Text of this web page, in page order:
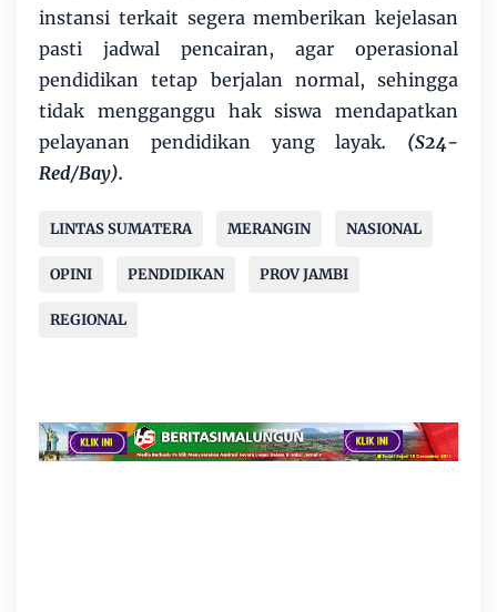
instansi terkait segera memberikan kejelasan
pasti jadwal pencairan, agar operasional
pendidikan tetap berjalan normal, sehingga
tidak mengganggu hak siswa mendapatkan
pelayanan pendidikan yang layak. (S24-
Red/Bay).
LINTAS SUMATERA MERANGIN NASIONAL
OPINI PENDIDIKAN PROV JAMBI
REGIONAL